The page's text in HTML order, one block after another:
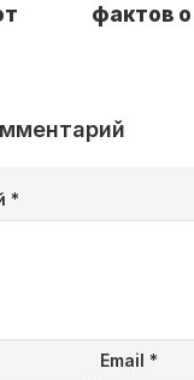
фактов
*
Email *